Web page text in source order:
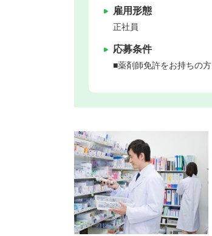
雇用形態
正社員
応募条件
■薬剤師免許をお持ちの方